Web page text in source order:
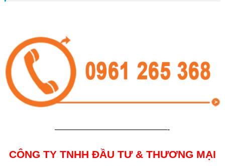
——————————————-
CÔNG TY TNHH ĐẦU TƯ & THƯƠNG MẠI